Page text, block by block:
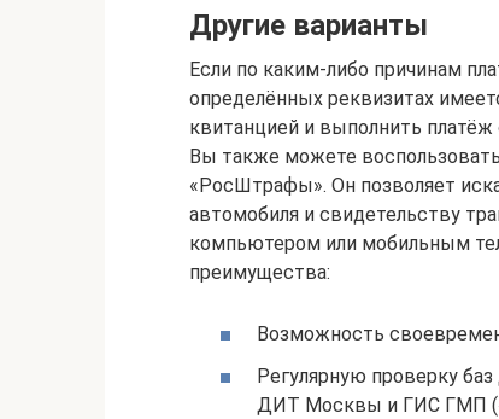
Другие варианты
Если по каким-либо причинам
определённых реквизитах
квитанцией и выполнить
Вы также можете
«РосШтрафы». Он позволяет
автомобиля и свидетельству
компьютером или мобильным
преимущества:
Возможность
Регулярную проверку
ДИТ Москвы и ГИС ГМП